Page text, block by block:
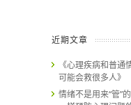
近期文章
《心理疾病和普
可能会救很多人》
情绪不是用来“管”